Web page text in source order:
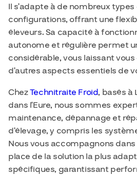
Il s’adapte à de nombreux
configurations, offrant une
éleveurs. Sa capacité à
autonome et régulière permet
considérable, vous laissant
d’autres aspects essentiels de
ChezTechnitraite Froid, basés à
dans l’Eure, nous sommes
maintenance, dépannage et
d’élevage, y compris les
Nous vous accompagnons
place de la solution la plus
spécifiques, garantissant